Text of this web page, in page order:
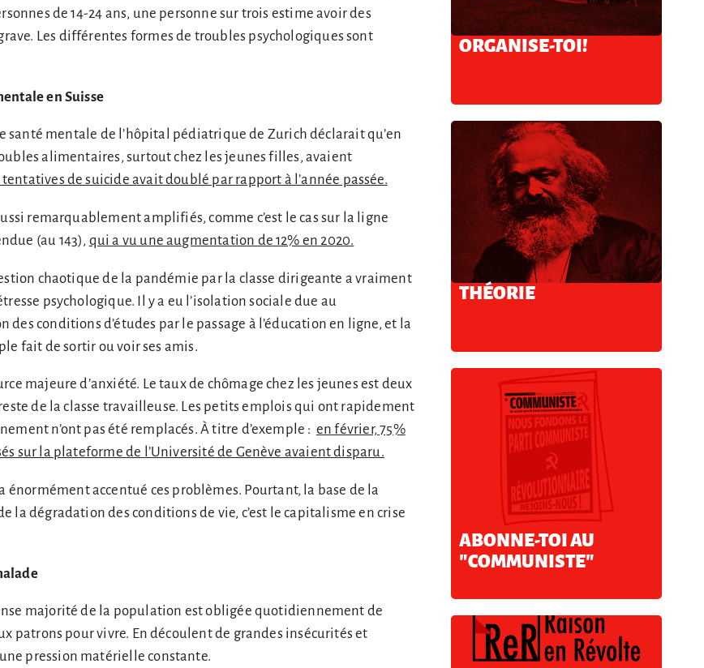
de 14-24 ans, une personne sur trois estime avoir des
Les différentes formes de troubles psychologiques sont
en Suisse
santé mentale de l’hôpital pédiatrique de Zurich déclarait qu’en
alimentaires, surtout chez les jeunes filles, avaient
tentatives de suicide avait doublé par rapport à l’année passée.
remarquablement amplifiés, comme c’est le cas sur la ligne
(au 143), qui a vu une augmentation de 12% en 2020.
chaotique de la pandémie par la classe dirigeante a vraiment
psychologique. Il y a eu l’isolation sociale due au
conditions d’études par le passage à l’éducation en ligne, et la
fait de sortir ou voir ses amis.
majeure d’anxiété. Le taux de chômage chez les jeunes est deux
de la classe travailleuse. Les petits emplois qui ont rapidement
n’ont pas été remplacés. À titre d’exemple : en février, 75%
sur la plateforme de l’Université de Genève avaient disparu.
énormément accentué ces problèmes. Pourtant, la base de la
la dégradation des conditions de vie, c’est le capitalisme en crise
majorité de la population est obligée quotidiennement de
patrons pour vivre. En découlent de grandes insécurités et
pression matérielle constante.
ORGANISE-TOI!
THÉORIE
ABONNE-TOI AU
"COMMUNISTE"